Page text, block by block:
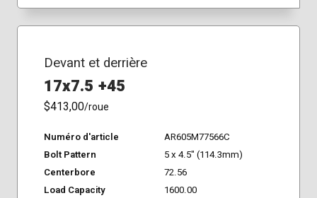
Devant et derrière
17x7.5 +45
$413,00/roue
Numéro d'article
AR605M77566C
Bolt Pattern
5 x 4.5" (114.3mm)
Centerbore
72.56
Load Capacity
1600.00